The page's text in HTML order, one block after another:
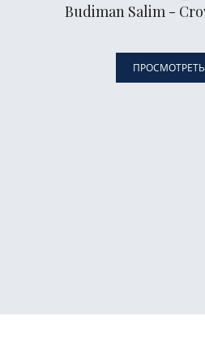
Budiman Salim -